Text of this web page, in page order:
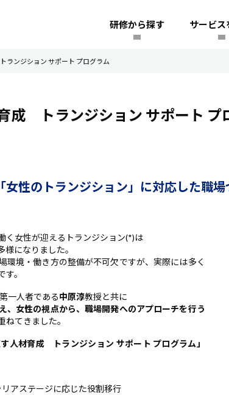
研修から探す サービス
ランジション サポート プログラム
成 トランジション サポート プ
性のトランジション」に対応した職場
く女性が迎えるトランジション(*)は
になりました。
環境・働き方の整備が不可欠ですが、実際には多く
。
一人者である中原淳教授と共に
、女性の視点から、職場開発へのアプローチを行う
ねてきました。
す人材育成 トランジション サポート プログラム」
アステージに応じた役割移行